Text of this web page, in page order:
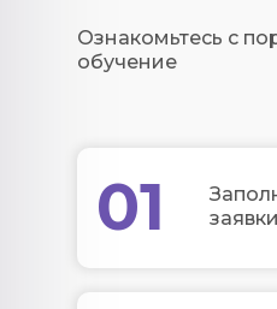
Ознакомьтесь с
обучение
01
заявки